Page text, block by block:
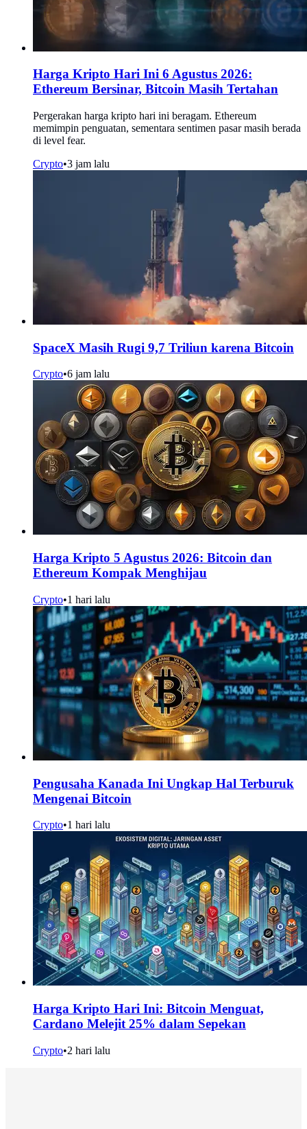
Harga Kripto Hari Ini 6 Agustus 2026:
Ethereum Bersinar, Bitcoin Masih Tertahan
Pergerakan harga kripto hari ini beragam. Ethereum
memimpin penguatan, sementara sentimen pasar masih berada
di level fear.
Crypto•3 jam lalu
SpaceX Masih Rugi 9,7 Triliun karena Bitcoin
Crypto•6 jam lalu
Harga Kripto 5 Agustus 2026: Bitcoin dan
Ethereum Kompak Menghijau
Crypto•1 hari lalu
Pengusaha Kanada Ini Ungkap Hal Terburuk
Mengenai Bitcoin
Crypto•1 hari lalu
Harga Kripto Hari Ini: Bitcoin Menguat,
Cardano Melejit 25% dalam Sepekan
Crypto•2 hari lalu